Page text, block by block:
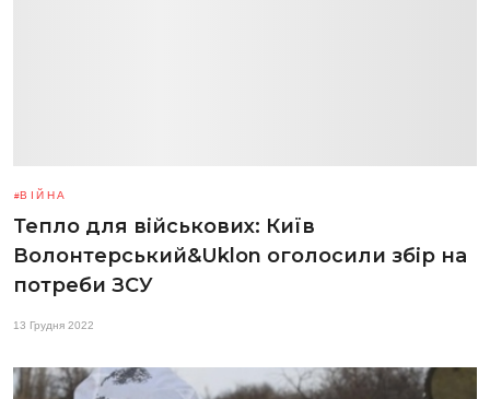
ВІЙНА
Тепло для військових: Київ
Волонтерський&Uklon оголосили збір на
потреби ЗСУ
13 Грудня 2022